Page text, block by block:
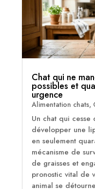
Chat qui ne
possibles et
urgence
Alimentation chats,
Un chat qui
développer une
en seulement
mécanisme de
de graisses et
pronostic vital de
animal se